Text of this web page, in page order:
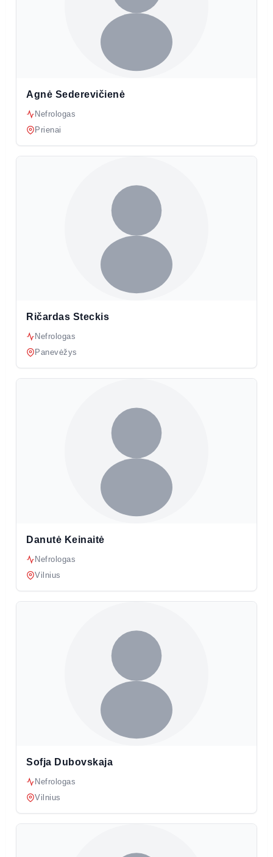
Agnė Sederevičienė
Nefrologas
Prienai
Ričardas Steckis
Nefrologas
Panevėžys
Danutė Keinaitė
Nefrologas
Vilnius
Sofja Dubovskaja
Nefrologas
Vilnius